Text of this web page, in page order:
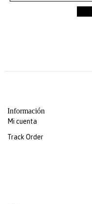
Información
Mi cuenta
Track Order